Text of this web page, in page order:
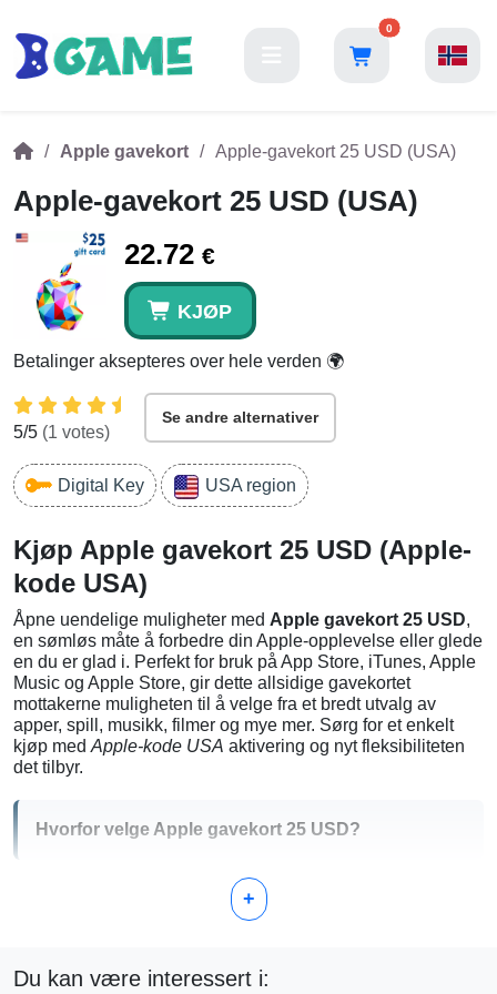
0
Apple gavekort Apple-gavekort 25 USD (USA)
Apple-gavekort 25 USD (USA)
22.72 €
KJØP
Betalinger aksepteres over hele verden 🌍
5/5 (1 votes)
Se andre alternativer
Digital Key USA region
Kjøp Apple gavekort 25 USD (Apple-
kode USA)
Åpne uendelige muligheter med Apple gavekort 25 USD,
en sømløs måte å forbedre din Apple-opplevelse eller glede
en du er glad i. Perfekt for bruk på App Store, iTunes, Apple
Music og Apple Store, gir dette allsidige gavekortet
mottakerne muligheten til å velge fra et bredt utvalg av
apper, spill, musikk, filmer og mye mer. Sørg for et enkelt
kjøp med Apple-kode USA aktivering og nyt fleksibiliteten
det tilbyr.
Hvorfor velge Apple gavekort 25 USD?
Kan innløses via App Store eller
online via Apples nettside, og gir umiddelbar tilgang til
Tilgjengelig:Nyt det på flere Apple-plattformer og
+
Du kan være interessert i: